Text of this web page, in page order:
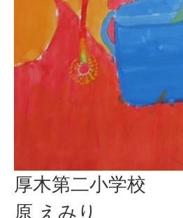
厚木第二小学校
原 えみり